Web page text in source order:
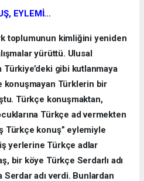
EYLEMİ…
toplumunun kimliğini yeniden
yürüttü. Ulusal
gibi kutlanmaya
konuşmayan Türklerin bir
Türkçe konuşmaktan,
Türkçe ad vermekten
Türkçe konuş” eylemiyle
yerlerine Türkçe adlar
bir köye Türkçe Serdarlı adı
adı verdi. Bunlardan